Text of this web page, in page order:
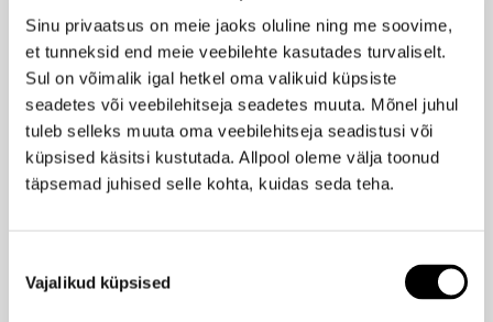
Sinu privaatsus on meie jaoks oluline ning me soovime,
et tunneksid end meie veebilehte kasutades turvaliselt.
Sul on võimalik igal hetkel oma valikuid küpsiste
seadetes või veebilehitseja seadetes muuta. Mõnel juhul
tuleb selleks muuta oma veebilehitseja seadistusi või
küpsised käsitsi kustutada. Allpool oleme välja toonud
täpsemad juhised selle kohta, kuidas seda teha.
valik
Vajalikud küpsised
Ilus
Hind
SANS SOUCIS
AHA +BHA happega seerum 15ml
23,95 € -25%
17,96 €